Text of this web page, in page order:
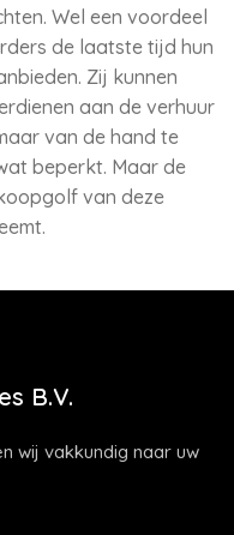
Wel een voordeel
de laatste tijd hun
Zij kunnen
aan de verhuur
van de hand te
beperkt. Maar de
van deze
B.V.
wij vakkundig naar uw